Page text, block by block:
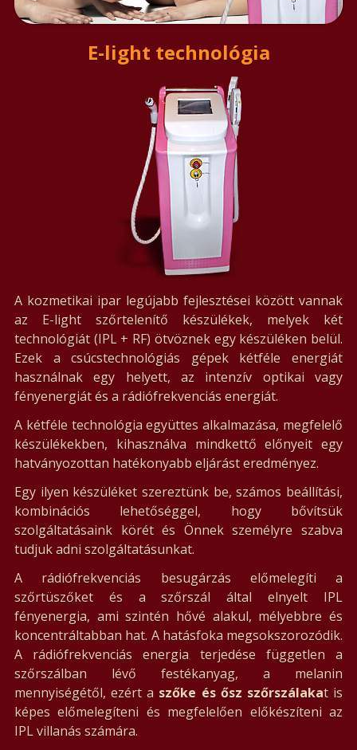
E-light technológia
A kozmetikai ipar legújabb fejlesztései között vannak
az E-light szőrtelenítő készülékek, melyek két
technológiát (IPL + RF) ötvöznek egy készüléken belül.
Ezek a csúcstechnológiás gépek kétféle energiát
használnak egy helyett, az intenzív optikai vagy
fényenergiát és a rádiófrekvenciás energiát.
A kétféle technológia együttes alkalmazása, megfelelő
készülékekben, kihasználva mindkettő előnyeit egy
hatványozottan hatékonyabb eljárást eredményez.
Egy ilyen készüléket szereztünk be, számos beállítási,
kombinációs lehetőséggel, hogy bővítsük
szolgáltatásaink körét és Önnek személyre szabva
tudjuk adni szolgáltatásunkat.
A rádiófrekvenciás besugárzás előmelegíti a
szőrtüszőket és a szőrszál által elnyelt IPL
fényenergia, ami szintén hővé alakul, mélyebbre és
koncentráltabban hat. A hatásfoka megsokszorozódik.
A rádiófrekvenciás energia terjedése független a
szőrszálban lévő festékanyag, a melanin
mennyiségétől, ezért a szőke és ősz szőrszálakat is
képes előmelegíteni és megfelelően előkészíteni az
IPL villanás számára.